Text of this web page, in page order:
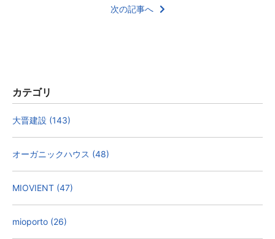
次の記事へ
カテゴリ
大晋建設 (143)
オーガニックハウス (48)
MIOVIENT (47)
mioporto (26)